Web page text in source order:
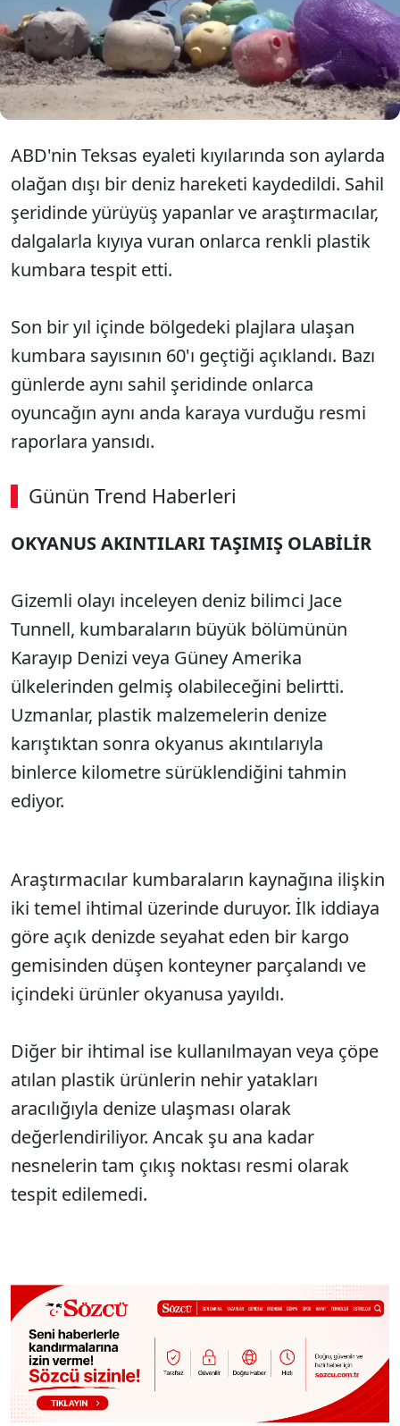
geçti. Okyanus akıntılarıyla taşındığı
tahmin edilen nesnelerin kaynağı
araştırılıyor.
ABD'nin Teksas eyaleti kıyılarında son aylarda
olağan dışı bir deniz hareketi kaydedildi. Sahil
şeridinde yürüyüş yapanlar ve araştırmacılar,
dalgalarla kıyıya vuran onlarca renkli plastik
kumbara tespit etti.
Son bir yıl içinde bölgedeki plajlara ulaşan
kumbara sayısının 60'ı geçtiği açıklandı. Bazı
günlerde aynı sahil şeridinde onlarca
oyuncağın aynı anda karaya vurduğu resmi
raporlara yansıdı.
Günün Trend Haberleri
OKYANUS AKINTILARI TAŞIMIŞ OLABİLİR
Gizemli olayı inceleyen deniz bilimci Jace
Tunnell, kumbaraların büyük bölümünün
Karayıp Denizi veya Güney Amerika
ülkelerinden gelmiş olabileceğini belirtti.
Uzmanlar, plastik malzemelerin denize
karıştıktan sonra okyanus akıntılarıyla
binlerce kilometre sürüklendiğini tahmin
ediyor.
Araştırmacılar kumbaraların kaynağına ilişkin
iki temel ihtimal üzerinde duruyor. İlk iddiaya
göre açık denizde seyahat eden bir kargo
gemisinden düşen konteyner parçalandı ve
içindeki ürünler okyanusa yayıldı.
Diğer bir ihtimal ise kullanılmayan veya çöpe
atılan plastik ürünlerin nehir yatakları
aracılığıyla denize ulaşması olarak
değerlendiriliyor. Ancak şu ana kadar
nesnelerin tam çıkış noktası resmi olarak
tespit edilemedi.